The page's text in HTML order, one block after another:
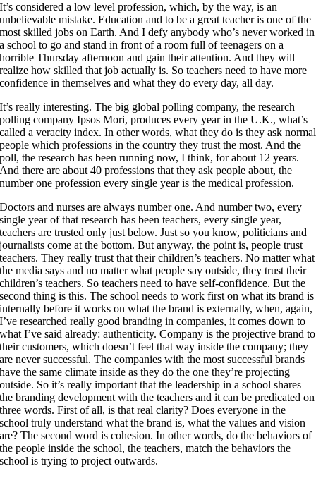
It’s considered a low level profession, which, by the way, is an
unbelievable mistake. Education and to be a great teacher is one of the
most skilled jobs on Earth. And I defy anybody who’s never worked in
a school to go and stand in front of a room full of teenagers on a
horrible Thursday afternoon and gain their attention. And they will
realize how skilled that job actually is. So teachers need to have more
confidence in themselves and what they do every day, all day.
It’s really interesting. The big global polling company, the research
polling company Ipsos Mori, produces every year in the U.K., what’s
called a veracity index. In other words, what they do is they ask normal
people which professions in the country they trust the most. And the
poll, the research has been running now, I think, for about 12 years.
And there are about 40 professions that they ask people about, the
number one profession every single year is the medical profession.
Doctors and nurses are always number one. And number two, every
single year of that research has been teachers, every single year,
teachers are trusted only just below. Just so you know, politicians and
journalists come at the bottom. But anyway, the point is, people trust
teachers. They really trust that their children’s teachers. No matter what
the media says and no matter what people say outside, they trust their
children’s teachers. So teachers need to have self-confidence. But the
second thing is this. The school needs to work first on what its brand is
internally before it works on what the brand is externally, when, again,
I’ve researched really good branding in companies, it comes down to
what I’ve said already: authenticity. Company is the projective brand to
their customers, which doesn’t feel that way inside the company; they
are never successful. The companies with the most successful brands
have the same climate inside as they do the one they’re projecting
outside. So it’s really important that the leadership in a school shares
the branding development with the teachers and it can be predicated on
three words. First of all, is that real clarity? Does everyone in the
school truly understand what the brand is, what the values and vision
are? The second word is cohesion. In other words, do the behaviors of
the people inside the school, the teachers, match the behaviors the
school is trying to project outwards.